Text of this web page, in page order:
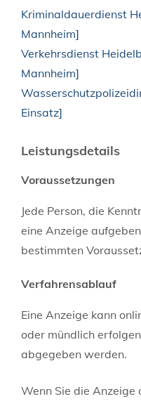
Kriminaldauerdienst
Mannheim]
Verkehrsdienst
Mannheim]
Einsatz]
Leistungsdetails
Voraussetzungen
Jede Person, die
eine Anzeige
bestimmten
Verfahrensablauf
Eine Anzeige kann
oder mündlich
abgegeben werden.
Wenn Sie die Anzeige